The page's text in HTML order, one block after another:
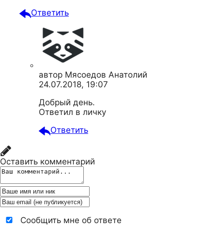
Ответить
автор Мясоедов Анатолий
24.07.2018, 19:07
Добрый день.
Ответил в личку
Ответить
Оставить комментарий
Сообщить мне об ответе